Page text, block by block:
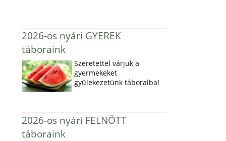
2026-os nyári GYEREK
táboraink
Szeretettel várjuk a
gyermekeket
gyülekezetünk táboraiba!
2026-os nyári FELNŐTT
táboraink